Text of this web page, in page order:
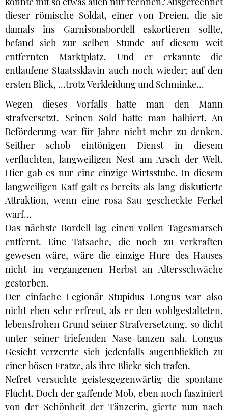
dieser römische Soldat, einer von Dreien, die sie
damals ins Garnisonsbordell eskortieren sollte,
befand sich zur selben Stunde auf diesem weit
entfernten Marktplatz. Und er erkannte die
entlaufene Staatssklavin auch noch wieder; auf den
ersten Blick, ...trotz Verkleidung und Schminke...
Wegen dieses Vorfalls hatte man den Mann
strafversetzt. Seinen Sold hatte man halbiert. An
Beförderung war für Jahre nicht mehr zu denken.
Seither schob eintönigen Dienst in diesem
verfluchten, langweiligen Nest am Arsch der Welt.
Hier gab es nur eine einzige Wirtsstube. In diesem
langweiligen Kaff galt es bereits als lang diskutierte
Attraktion, wenn eine rosa Sau gescheckte Ferkel
warf...
Das nächste Bordell lag einen vollen Tagesmarsch
entfernt. Eine Tatsache, die noch zu verkraften
gewesen wäre, wäre die einzige Hure des Hauses
nicht im vergangenen Herbst an Altersschwäche
gestorben.
Der einfache Legionär Stupidus Longus war also
nicht eben sehr erfreut, als er den wohlgestalteten,
lebensfrohen Grund seiner Strafversetzung, so dicht
unter seiner triefenden Nase tanzen sah. Longus
Gesicht verzerrte sich jedenfalls augenblicklich zu
einer bösen Fratze, als ihre Blicke sich trafen.
Nefret versuchte geistesgegenwärtig die spontane
Flucht. Doch der gaffende Mob, eben noch fasziniert
von der Schönheit der Tänzerin, gierte nun nach